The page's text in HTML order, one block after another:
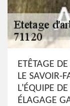
ETÊTAGE
LE SAVOIR-
L'ÉQUIPE
ÉLAGAGE